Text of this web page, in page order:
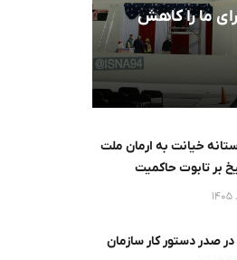
ما را کاهش
خیانت به ارمان ملت
بر تابوت حاکمیت
:
صدر دستور کار سازمان